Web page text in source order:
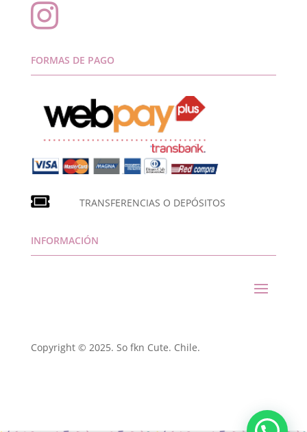

FORMAS DE PAGO
TRANSFERENCIAS O DEPÓSITOS
INFORMACIÓN
Copyright © 2025. So fkn Cute. Chile.